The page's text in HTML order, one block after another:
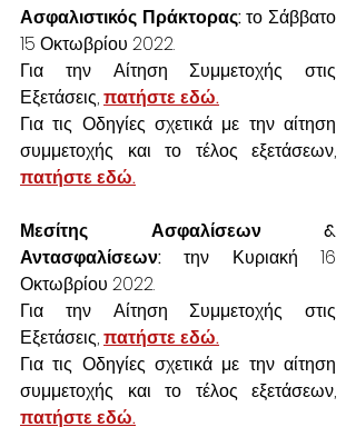
Ασφαλιστικός Πράκτορας: το Σάββατο
15 Οκτωβρίου 2022.
Για την Αίτηση Συμμετοχής στις
Εξετάσεις, πατήστε εδώ.
Για τις Οδηγίες σχετικά με την αίτηση
πατήστε εδώ.
Μεσίτης Ασφαλίσεων &
Αντασφαλίσεων: την Κυριακή 16
Οκτωβρίου 2022.
Για την Αίτηση Συμμετοχής στις
Εξετάσεις, πατήστε εδώ.
Για τις Οδηγίες σχετικά με την αίτηση
πατήστε εδώ.